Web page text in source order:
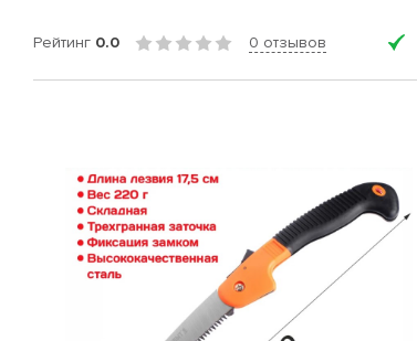
Рейтинг 0.0 0 отзывов